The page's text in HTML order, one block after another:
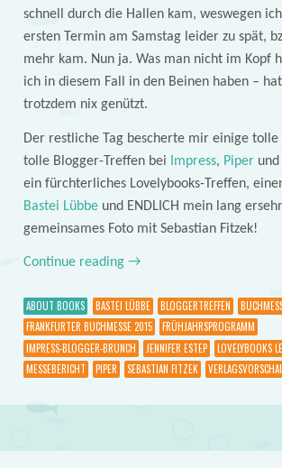
schnell durch die Hallen kam, weswegen
ersten Termin am Samstag leider zu spät,
mehr kam. Nun ja. Was man nicht im Kopf
ich in diesem Fall in den Beinen haben –
trotzdem nix genützt.
Der restliche Tag bescherte mir einige tolle
tolle Blogger-Treffen bei
Impress, Piperund
ein fürchterliches Lovelybooks-Treffen,
Bastei Lübbeund ENDLICH mein lang
gemeinsames Foto mit Sebastian Fitzek!
Continue reading →
ABOUT BOOKS BASTEI LÜBBE BLOGGERTREFFEN
FRANKFURTER BUCHMESSE 2015
FRÜHJAHRSPROGRAMM
IMPRESS-BLOGGER-BRUNCH
JENNIFER ESTEP
LOVELYBOOKS
MESSEBERICHT
PIPER SEBASTIAN FITZEK